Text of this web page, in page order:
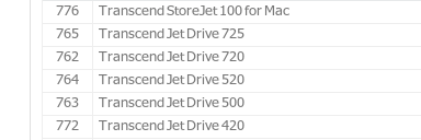
776
Transcend StoreJet 100 for Mac
765
Transcend Jet Drive 725
762
Transcend Jet Drive 720
764
Transcend Jet Drive 520
763
Transcend Jet Drive 500
772
Transcend Jet Drive 420